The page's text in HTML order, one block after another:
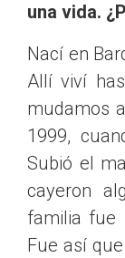
una vida.
Nací en
Allí viví
mudamos
1999,
Subió el
cayeron
familia fue
Fue así